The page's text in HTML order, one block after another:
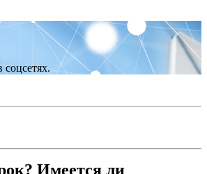
Имеется ли